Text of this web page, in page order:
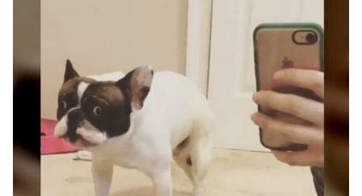
Na pewno mu tego nie zapomni. Koty, chociażby
nie wiadomo jak spokojne, zawsze będą
odczuwały potrzebę upewnienia się, że ich
terytorium jest tylko ich. To samo dotyczy „ich”
ludzi. Tak więc na pojawienie się w domu nowego
zwierzęcia, dziecka albo czasem nawet
przedmiotu mogą zareagować w sposób dosyć
nieprzewidywalny. Tak właśnie zachował się ten
brytyjski kot.